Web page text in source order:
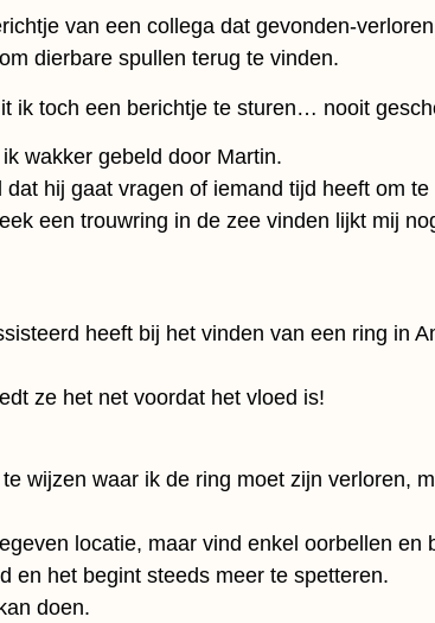
van een collega dat gevonden-
dierbare spullen terug te vinden.
ik toch een berichtje te sturen… nooit
wakker gebeld door Martin.
hij gaat vragen of iemand tijd heeft om
een trouwring in de zee vinden lijkt mij
heeft bij het vinden van een ring in
ze het net voordat het vloed is!
wijzen waar ik de ring moet zijn verloren,
locatie, maar vind enkel oorbellen en
en het begint steeds meer te spetteren.
doen.